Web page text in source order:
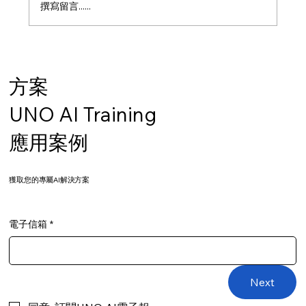
撰寫留言......
方案
UNO AI Training
應用案例
​獲取您的專屬AI解決方案
電子信箱 *
Next